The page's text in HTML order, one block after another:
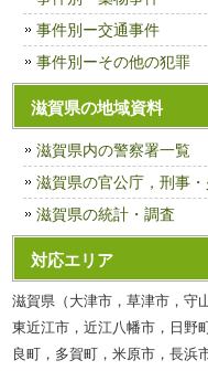
事件別ー交通事件
事件別ーその他の犯罪
滋賀県の地域資料
滋賀県内の警察署一覧
滋賀県の官公庁，刑事
滋賀県の統計・調査
対応エリア
滋賀県（大津市，草津市，守
東近江市，近江八幡市，日野
良町，多賀町，米原市，長